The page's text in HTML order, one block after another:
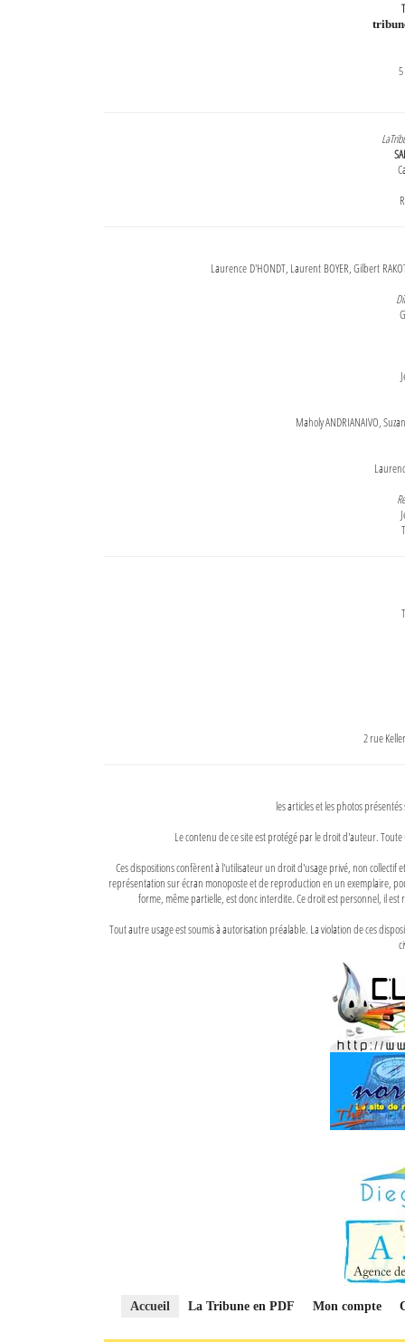
Laurence D'HONDT, Laurent BOYER, Gilbert
Maholy ANDRIANAIVO,
2 rue
les articles et les photos
Le contenu de ce site est protégé par le droit d'auteur.
Ces dispositions confèrent à l'utilisateur un droit d'usage privé, non
représentation sur écran monoposte et de reproduction en un exemplaire,
forme, même partielle, est donc interdite. Ce droit est personnel, il
Tout autre usage est soumis à autorisation préalable. La violation de ces
Accueil La Tribune en PDF Mon compte